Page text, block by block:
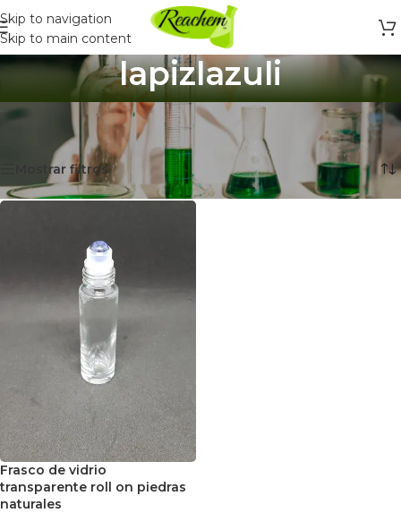
Skip to navigation
Skip to main content
lapizlazuli
Inicio
Productos etiquetados “lapizlazuli”
Mostrando el único resultado
Mostrar filtros
Frasco de vidrio
transparente roll on piedras
naturales